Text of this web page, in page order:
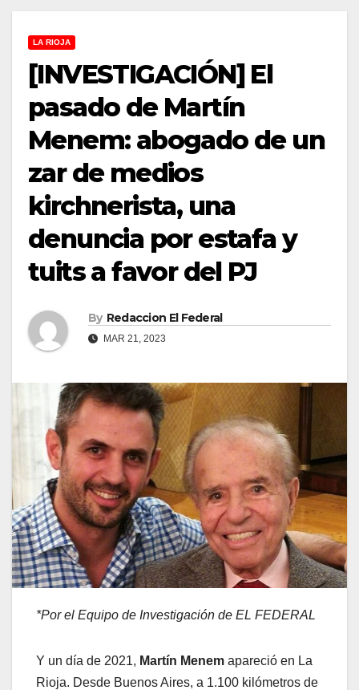
LA RIOJA
[INVESTIGACIÓN] El
pasado de Martín
Menem: abogado de un
zar de medios
kirchnerista, una
denuncia por estafa y
tuits a favor del PJ
By Redaccion El Federal
MAR 21, 2023
*Por el Equipo de Investigación de EL FEDERAL
Y un día de 2021, Martín Menem apareció en La
Rioja. Desde Buenos Aires, a 1.100 kilómetros de